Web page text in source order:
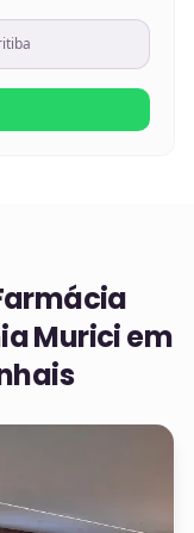
Murici em